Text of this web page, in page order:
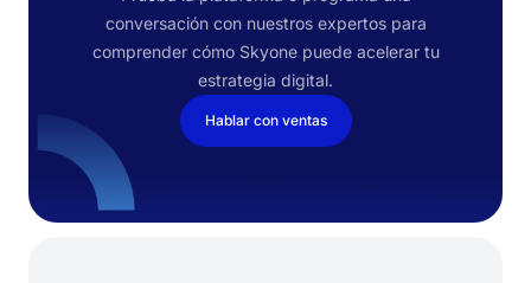
conversación con nuestros expertos para
comprender cómo Skyone puede acelerar tu
estrategia digital.
Hablar con ventas